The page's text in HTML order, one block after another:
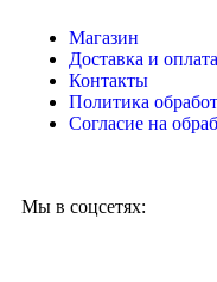
Магазин
Доставка и оплата
Контакты
Политика
Согласие на
Мы в соцсетях: